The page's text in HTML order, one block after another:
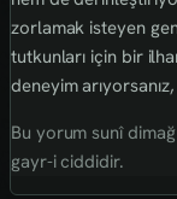
zorlamak isteyen
tutkunları için bir
deneyim
Bu yorum sunî
gayr-i ciddidir.